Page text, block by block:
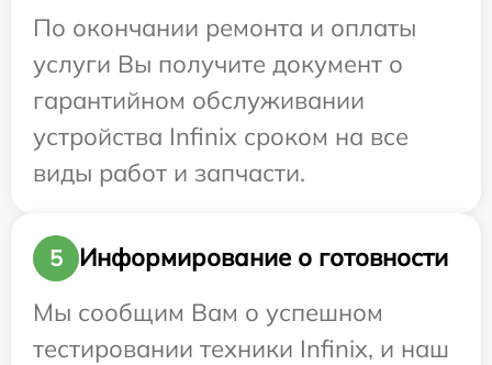
По окончании ремонта и оплаты
услуги Вы получите документ о
гарантийном обслуживании
устройства Infinix сроком на все
виды работ и запчасти.
5
Информирование о готовности
Мы сообщим Вам о успешном
тестировании техники Infinix, и наш